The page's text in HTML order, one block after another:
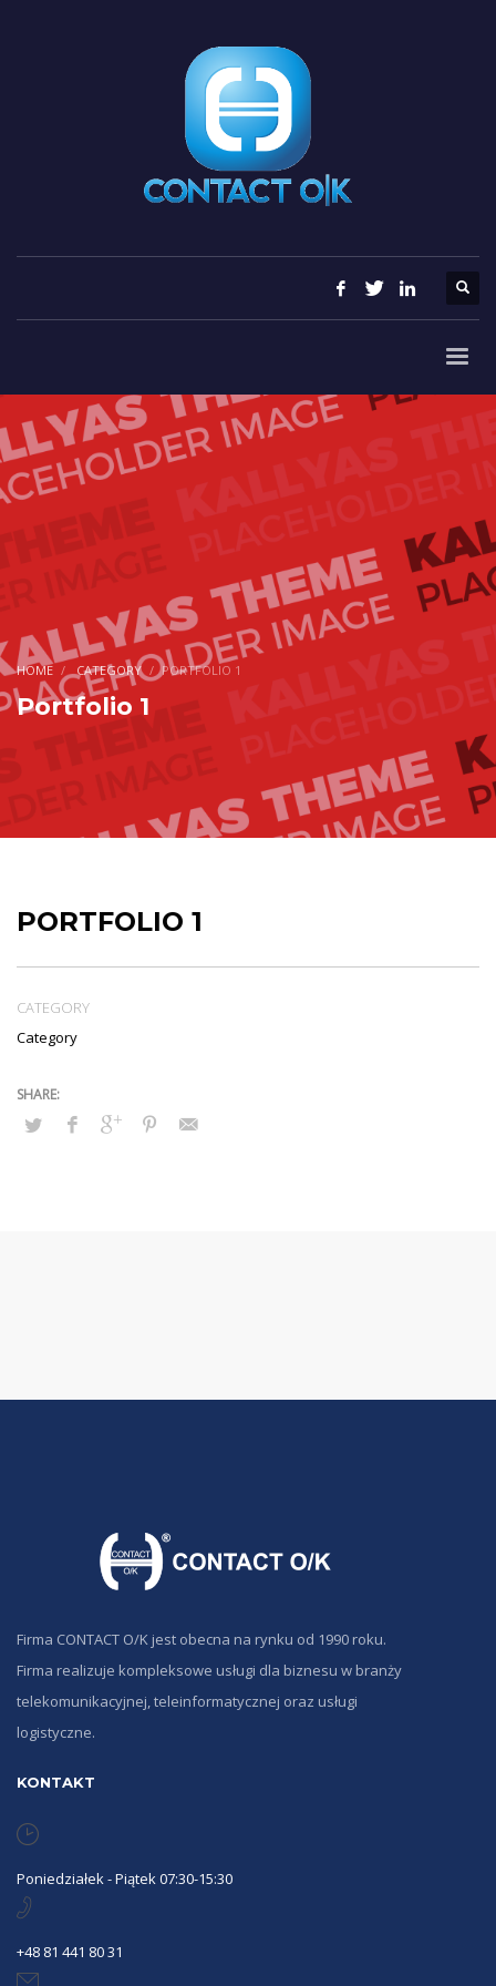
HOME CATEGORY PORTFOLIO 1
Portfolio 1
PORTFOLIO 1
CATEGORY
Category
Firma CONTACT O/K jest obecna na rynku od 1990 roku.
Firma realizuje kompleksowe usługi dla biznesu w branży
telekomunikacyjnej, teleinformatycznej oraz usługi
logistyczne.
KONTAKT
Poniedziałek - Piątek 07:30-15:30
+48 81 441 80 31